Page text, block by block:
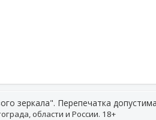
зеркала". Перепечатка
области и России. 18+